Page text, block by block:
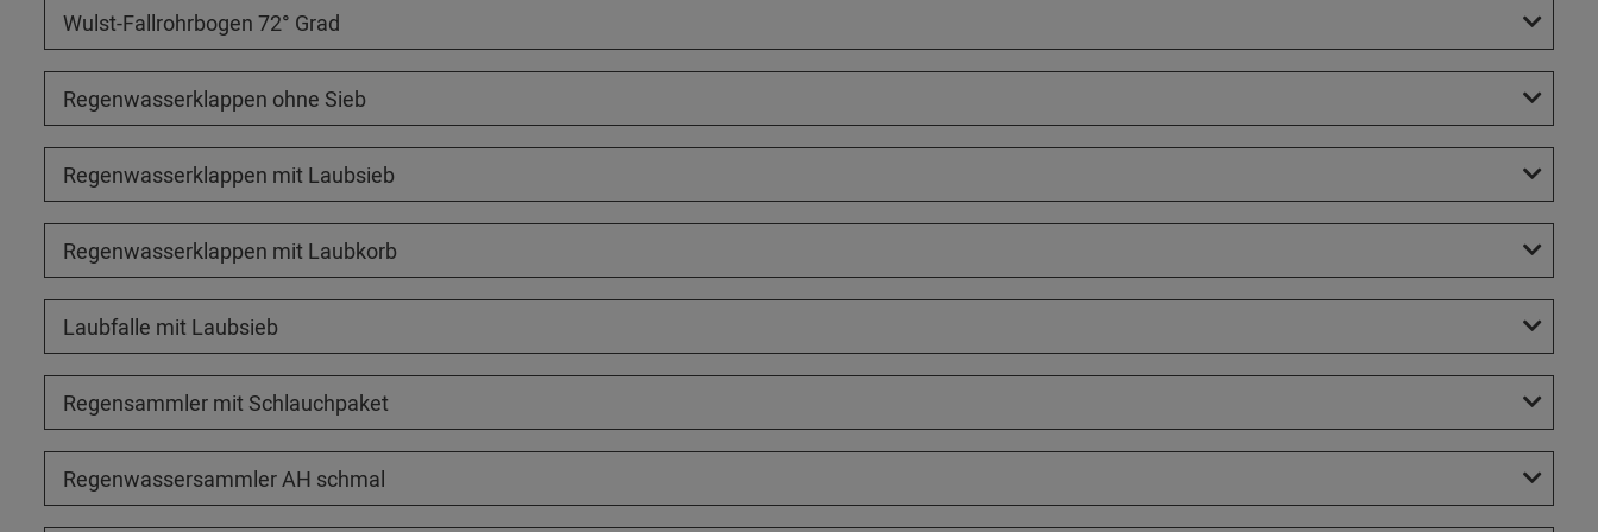
Wulst-Fallrohrbogen 72° Grad
Regenwasserklappen ohne Sieb
Regenwasserklappen mit Laubsieb
Regenwasserklappen mit Laubkorb
Laubfalle mit Laubsieb
Regensammler mit Schlauchpaket
Regenwassersammler AH schmal